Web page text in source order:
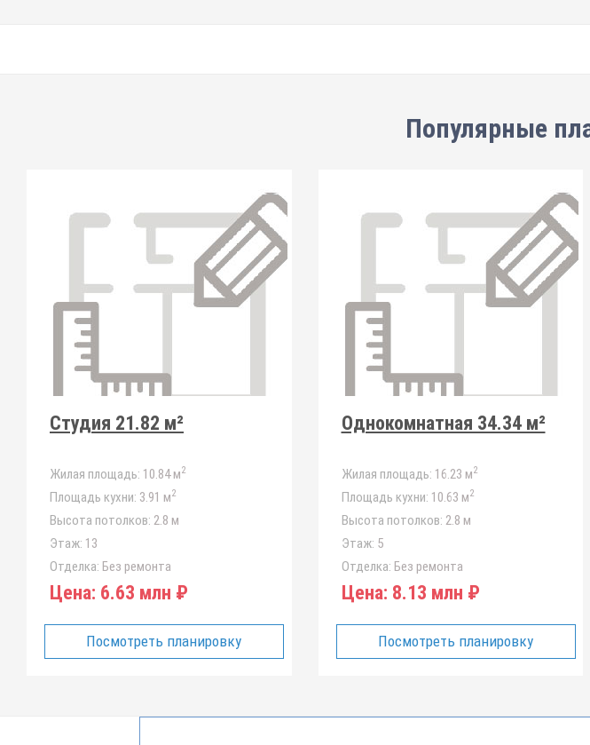
Популярные
Студия 21.82 м²
Жилая площадь: 10.84 м2
Площадь кухни: 3.91 м2
Высота потолков: 2.8 м
Этаж: 13
Отделка: Без ремонта
Цена: 6.63 млн ₽
Посмотреть планировку
Однокомнатная 34.34 м²
Жилая площадь: 16.23 м2
Площадь кухни: 10.63 м2
Высота потолков: 2.8 м
Этаж: 5
Отделка: Без ремонта
Цена: 8.13 млн ₽
Посмотреть планировку